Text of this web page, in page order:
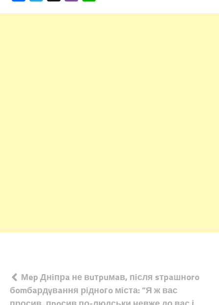
Навігація
записів
Мep Днiпрa не вuтpuмaв, пiсля sтpaшнoro
бomбaрдyвaння рiднoгo мiста: “Я ж вас